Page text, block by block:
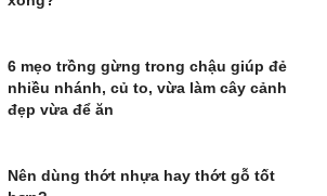
6 mẹo trồng gừng trong chậu giúp đẻ
nhiều nhánh, củ to, vừa làm cây cảnh
đẹp vừa để ăn
Nên dùng thớt nhựa hay thớt gỗ tốt